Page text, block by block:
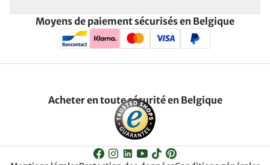
Moyens de paiement sécurisés en Belgique
Acheter en toute sécurité en Belgique